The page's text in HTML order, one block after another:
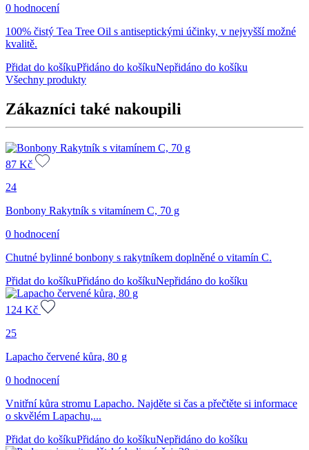
0 hodnocení
100% čistý Tea Tree Oil s antiseptickými účinky, v nejvyšší možné
kvalitě.
Přidat do košíkuPřidáno do košíkuNepřidáno do košíku
Všechny produkty
Zákazníci také nakoupili
87 Kč
24
Bonbony Rakytník s vitamínem C, 70 g
0 hodnocení
Chutné bylinné bonbony s rakytníkem doplněné o vitamín C.
Přidat do košíkuPřidáno do košíkuNepřidáno do košíku
124 Kč
25
Lapacho červené kůra, 80 g
0 hodnocení
Vnitřní kůra stromu Lapacho. Najděte si čas a přečtěte si informace
o skvělém Lapachu,...
Přidat do košíkuPřidáno do košíkuNepřidáno do košíku